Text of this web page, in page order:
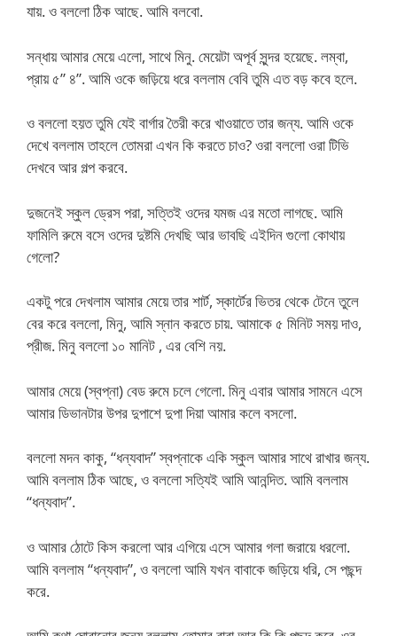
যায়. ও বললো ঠিক আছে. আমি বলবো.
সন্ধায় আমার মেয়ে এলো, সাথে মিনু. মেয়েটা অপূর্ব সুন্দর হয়েছে. লম্বা,
প্রায় ৫” ৪”. আমি ওকে জড়িয়ে ধরে বললাম বেবি তুমি এত বড় কবে হলে.
ও বললো হয়ত তুমি যেই বার্গার তৈরী করে খাওয়াতে তার জন্য. আমি ওকে
দেখে বললাম তাহলে তোমরা এখন কি করতে চাও? ওরা বললো ওরা টিভি
দেখবে আর গল্প করবে.
দুজনেই স্কুল ড্রেস পরা, সত্তিই ওদের যমজ এর মতো লাগছে. আমি
ফামিলি রুমে বসে ওদের দুষ্টমি দেখছি আর ভাবছি এইদিন গুলো কোথায়
গেলো?
একটু পরে দেখলাম আমার মেয়ে তার শার্ট, স্কার্টের ভিতর থেকে টেনে তুলে
বের করে বললো, মিনু, আমি স্নান করতে চায়. আমাকে ৫ মিনিট সময় দাও,
প্রীজ. মিনু বললো ১০ মানিট , এর বেশি নয়.
আমার মেয়ে (স্বপ্না) বেড রুমে চলে গেলো. মিনু এবার আমার সামনে এসে
আমার ডিভানটার উপর দুপাশে দুপা দিয়া আমার কলে বসলো.
বললো মদন কাকু, “ধন্যবাদ” স্বপ্নাকে একি স্কুল আমার সাথে রাখার জন্য.
আমি বললাম ঠিক আছে, ও বললো সত্যিই আমি আনন্দিত. আমি বললাম
“ধন্যবাদ”.
ও আমার ঠোটে কিস করলো আর এগিয়ে এসে আমার গলা জরায়ে ধরলো.
আমি বললাম “ধন্যবাদ”, ও বললো আমি যখন বাবাকে জড়িয়ে ধরি, সে পছন্দ
করে.